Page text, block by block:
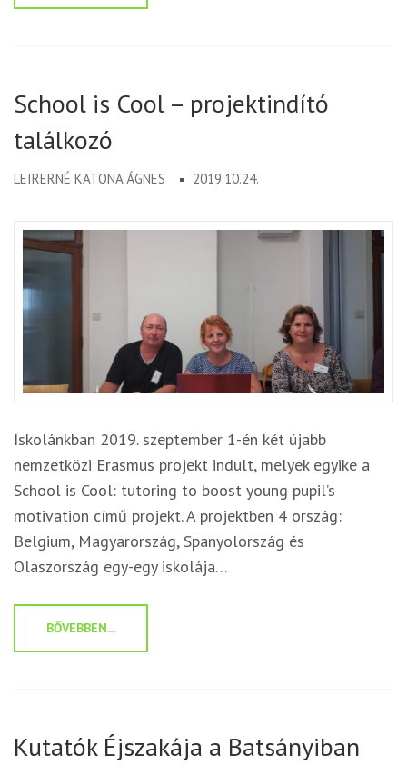
School is Cool – projektindító
találkozó
LEIRERNÉ KATONA ÁGNES 2019.10.24.
Iskolánkban 2019. szeptember 1-én két újabb
nemzetközi Erasmus projekt indult, melyek egyike a
School is Cool: tutoring to boost young pupil’s
motivation című projekt. A projektben 4 ország:
Belgium, Magyarország, Spanyolország és
Olaszország egy-egy iskolája…
BŐVEBBEN...
Kutatók Éjszakája a Batsányiban